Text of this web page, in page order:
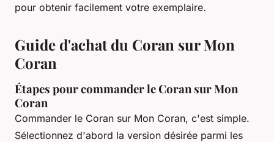
pour obtenir facilement votre exemplaire.
Guide d'achat du Coran sur Mon
Coran
Étapes pour commander le Coran sur Mon
Coran
Commander le Coran sur Mon Coran, c'est simple.
Sélectionnez d'abord la version désirée parmi les